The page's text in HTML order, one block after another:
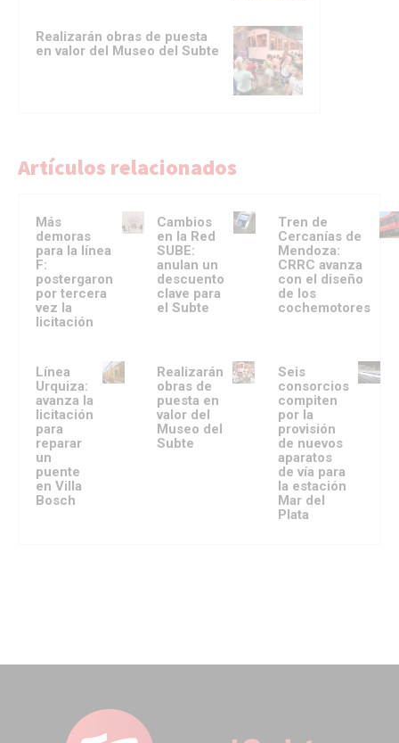
Realizarán obras de puesta
en valor del Museo del Subte
Artículos relacionados
Más
demoras
para la línea
F:
postergaron
por tercera
vez la
licitación
Cambios
en la Red
SUBE:
anulan un
descuento
clave para
el Subte
Tren de
Cercanías de
Mendoza:
CRRC avanza
con el diseño
de los
cochemotores
Línea
Urquiza:
avanza la
licitación
para
reparar
un
puente
en Villa
Bosch
Realizarán
obras de
puesta en
valor del
Museo del
Subte
Seis
consorcios
compiten
por la
provisión
de nuevos
aparatos
de vía para
la estación
Mar del
Plata